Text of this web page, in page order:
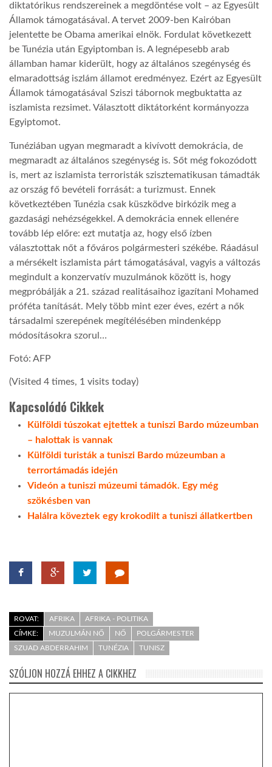
diktatórikus rendszereinek a megdöntése volt – az Egyesült
Államok támogatásával. A tervet 2009-ben Kairóban
jelentette be Obama amerikai elnök. Fordulat következett
be Tunézia után Egyiptomban is. A legnépesebb arab
államban hamar kiderült, hogy az általános szegénység és
elmaradottság iszlám államot eredményez. Ezért az Egyesült
Államok támogatásával Sziszi tábornok megbuktatta az
iszlamista rezsimet. Választott diktátorként kormányozza
Egyiptomot.
Tunéziában ugyan megmaradt a kivívott demokrácia, de
megmaradt az általános szegénység is. Sőt még fokozódott
is, mert az iszlamista terroristák szisztematikusan támadták
az ország fő bevételi forrását: a turizmust. Ennek
következtében Tunézia csak küszködve birkózik meg a
gazdasági nehézségekkel. A demokrácia ennek ellenére
tovább lép előre: ezt mutatja az, hogy első ízben
választottak nőt a főváros polgármesteri székébe. Ráadásul
a mérsékelt iszlamista párt támogatásával, vagyis a változás
megindult a konzervatív muzulmánok között is, hogy
megpróbálják a 21. század realitásaihoz igazítani Mohamed
próféta tanítását. Mely több mint ezer éves, ezért a nők
társadalmi szerepének megítélésében mindenképp
módosításokra szorul…
Fotó: AFP
(Visited 4 times, 1 visits today)
Kapcsolódó Cikkek
Külföldi túszokat ejtettek a tuniszi Bardo múzeumban
– halottak is vannak
Külföldi turisták a tuniszi Bardo múzeumban a
terrortámadás idején
Videón a tuniszi múzeumi támadók. Egy még
szökésben van
Halálra köveztek egy krokodilt a tuniszi állatkertben
ROVAT: AFRIKA
AFRIKA - POLITIKA
CÍMKE:
MUZULMÁN NŐ NŐ
POLGÁRMESTER
SZUAD ABDERRAHIM
TUNÉZIA TUNISZ
SZÓLJON HOZZÁ EHHEZ A CIKKHEZ